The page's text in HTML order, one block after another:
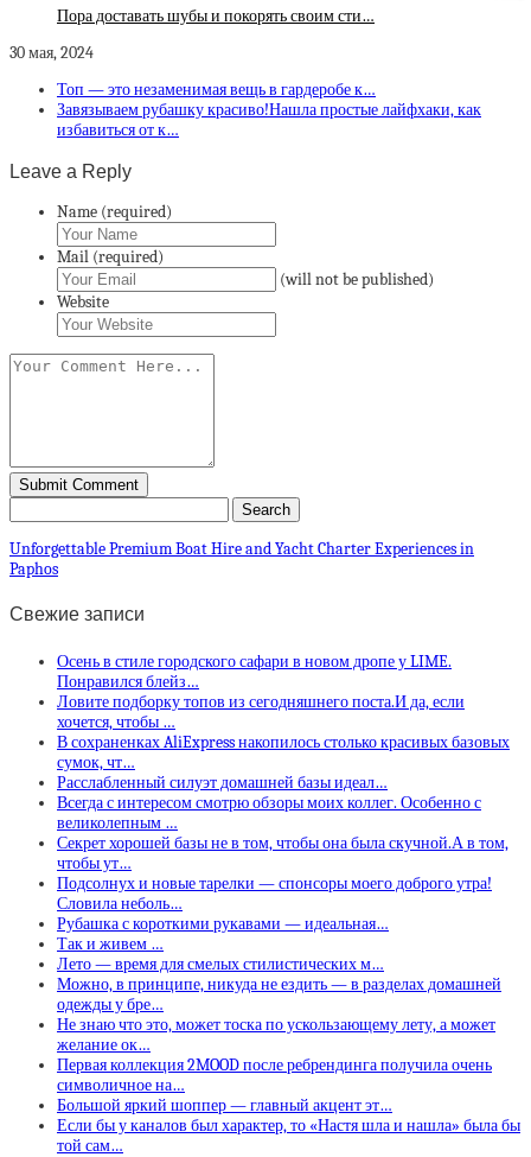
Пора доставать шубы и покорять своим сти…
30 мая, 2024
Топ — это незаменимая вещь в гардеробе к…
Завязываем рубашку красиво!Нашла простые лайфхаки, как
избавиться от к…
Leave a Reply
Name (required)
Mail (required)
(will not be published)
Website
Unforgettable Premium Boat Hire and Yacht Charter Experiences in
Paphos
Свежие записи
Осень в стиле городского сафари в новом дропе у LIME.
Понравился блейз…
Ловите подборку топов из сегодняшнего поста.И да, если
хочется, чтобы …
В сохраненках AliExpress накопилось столько красивых базовых
сумок, чт…
Расслабленный силуэт домашней базы идеал…
Всегда с интересом смотрю обзоры моих коллег. Особенно с
великолепным …
Секрет хорошей базы не в том, чтобы она была скучной.А в том,
чтобы ут…
Подсолнух и новые тарелки — спонсоры моего доброго утра!
Словила неболь…
Рубашка с короткими рукавами — идеальная…
Так и живем …
Лето — время для смелых стилистических м…
Можно, в принципе, никуда не ездить — в разделах домашней
одежды у бре…
Не знаю что это, может тоска по ускользающему лету, а может
желание ок…
Первая коллекция 2MOOD после ребрендинга получила очень
символичное на…
Большой яркий шоппер — главный акцент эт…
Если бы у каналов был характер, то «Настя шла и нашла» была бы
той сам…